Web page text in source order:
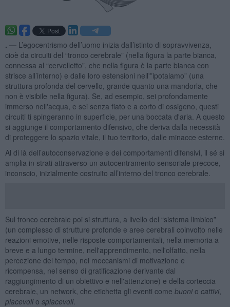
. — L’egocentrismo dell’uomo inizia dall’istinto di sopravvivenza,
cioè da circuiti del “tronco cerebrale” (nella figura la parte bianca,
connessa al “cervelletto”, che nella figura è la parte bianca con
strisce all’interno) e dalle loro estensioni nell'”ipotalamo” (una
struttura profonda del cervello, grande quanto una mandorla, che
non è visibile nella figura). Se, ad esempio, sei profondamente
immerso nell'acqua, e sei senza fiato e a corto di ossigeno, questi
circuiti ti spingeranno in superficie, per una boccata d'aria. A questo
si aggiunge il comportamento difensivo, che deriva dalla necessità
di proteggere lo spazio vitale, il tuo territorio, dalle minacce esterne.
Al di là dell’autoconservazione e dei comportamenti difensivi, il sé si
amplia in strati attraverso un autocentramento sensoriale precoce,
inconscio, inizialmente costruito all’interno del tronco cerebrale.
Sul tronco cerebrale poi si struttura, a livello del “sistema limbico”
(un complesso di strutture profonde e aree cerebrali coinvolto nelle
reazioni emotive, nelle risposte comportamentali, nella memoria a
breve e a lungo termine, nell'apprendimento, nell'olfatto, nella
percezione del tempo, nei meccanismi di motivazione e
ricompensa, nel senso di gratificazione derivante dal
raggiungimento di un obiettivo e nell'attenzione) e della corteccia
cerebrale, un network, che etichetta gli eventi come buonio cattivi,
piacevolio spiacevoli.